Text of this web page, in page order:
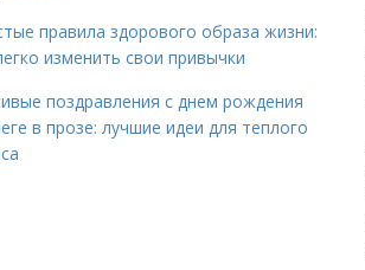
правила здорового образа жизни:
изменить свои привычки
поздравления с днем рождения
в прозе: лучшие идеи для теплого